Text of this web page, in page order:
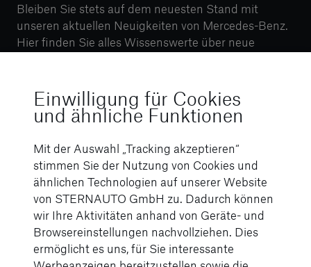
Bleiben Sie stets auf dem neuesten Stand mit
unseren aktuellen Neuigkeiten von Mercedes-Benz.
Hier finden Sie alles Wissenswerte über neue
22.07.2026
Einwilligung für Cookies
und ähnliche Funktionen
Mit der Auswahl „Tracking akzeptieren“
stimmen Sie der Nutzung von Cookies und
ähnlichen Technologien auf unserer Website
von STERNAUTO GmbH zu. Dadurch können
wir Ihre Aktivitäten anhand von Geräte- und
Browsereinstellungen nachvollziehen. Dies
ermöglicht es uns, für Sie interessante